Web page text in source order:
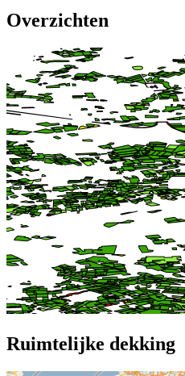
Overzichten
Ruimtelijke dekking